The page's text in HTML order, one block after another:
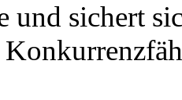
und sichert